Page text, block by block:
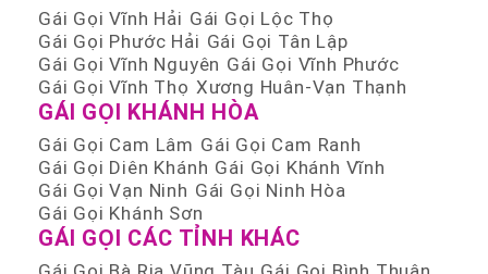
Gái Gọi Vĩnh Hải Gái Gọi Lộc Thọ
Gái Gọi Phước Hải Gái Gọi Tân Lập
Gái Gọi Vĩnh Nguyên Gái Gọi Vĩnh Phước
Gái Gọi Vĩnh Thọ Xương Huân-Vạn Thạnh
GÁI GỌI KHÁNH HÒA
Gái Gọi Cam Lâm Gái Gọi Cam Ranh
Gái Gọi Diên Khánh Gái Gọi Khánh Vĩnh
Gái Gọi Vạn Ninh Gái Gọi Ninh Hòa
Gái Gọi Khánh Sơn
GÁI GỌI CÁC TỈNH KHÁC